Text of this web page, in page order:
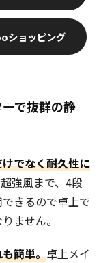
ショッピング
で抜群の静
でなく耐久性に
強風まで、4段
きるので卓上で
ません。
簡単。卓上メイ